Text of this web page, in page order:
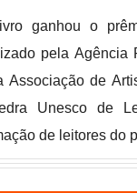
ganhou o
pela Agência
Associação de
Unesco de
de leitores do